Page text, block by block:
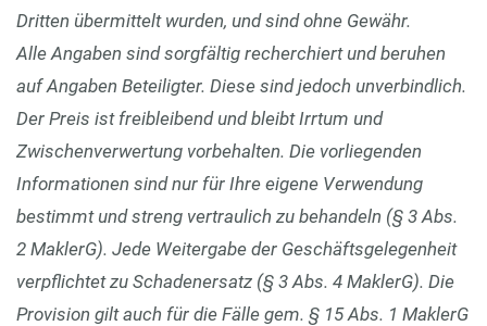
Dritten übermittelt wurden, und sind ohne Gewähr.
Alle Angaben sind sorgfältig recherchiert und beruhen
auf Angaben Beteiligter. Diese sind jedoch unverbindlich.
Der Preis ist freibleibend und bleibt Irrtum und
Zwischenverwertung vorbehalten. Die vorliegenden
Informationen sind nur für Ihre eigene Verwendung
bestimmt und streng vertraulich zu behandeln (§ 3 Abs.
2 MaklerG). Jede Weitergabe der Geschäftsgelegenheit
verpflichtet zu Schadenersatz (§ 3 Abs. 4 MaklerG). Die
Provision gilt auch für die Fälle gem. § 15 Abs. 1 MaklerG